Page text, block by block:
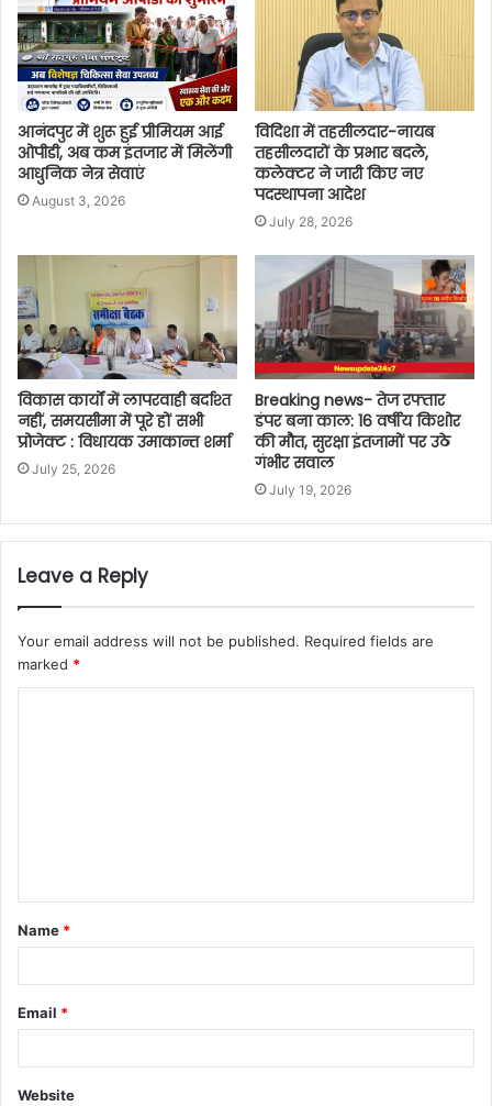
आनंदपुर में शुरू हुई प्रीमियम आई
ओपीडी, अब कम इंतजार में मिलेंगी
आधुनिक नेत्र सेवाएं
August 3, 2026
विदिशा में तहसीलदार-नायब
तहसीलदारों के प्रभार बदले,
कलेक्टर ने जारी किए नए
पदस्थापना आदेश
July 28, 2026
विकास कार्यों में लापरवाही बर्दाश्त
नहीं, समयसीमा में पूरे हों सभी
प्रोजेक्ट : विधायक उमाकान्त शर्मा
July 25, 2026
Breaking news- तेज रफ्तार
डंपर बना काल: 16 वर्षीय किशोर
की मौत, सुरक्षा इंतजामों पर उठे
गंभीर सवाल
July 19, 2026
Leave a Reply
Your email address will not be published. Required fields are
marked *
t
*
Name *
Email *
Website